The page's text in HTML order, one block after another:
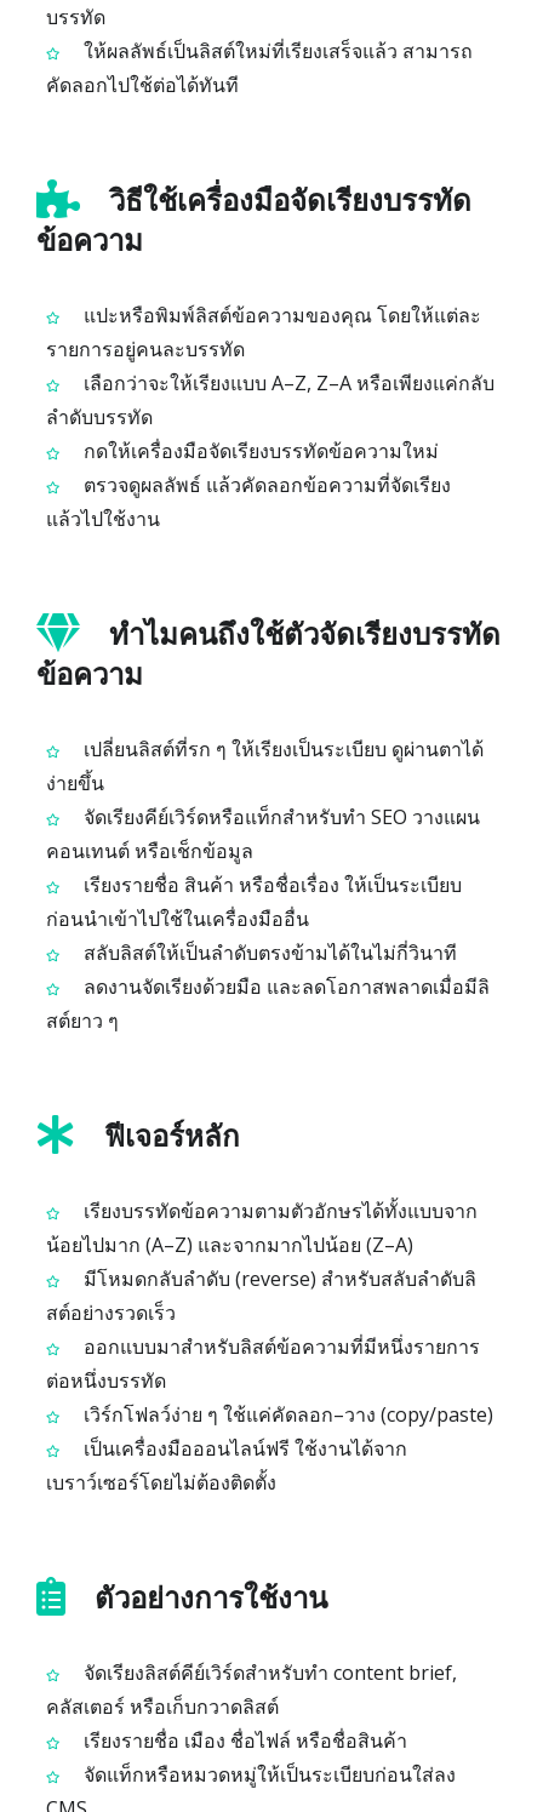
บรรทัด
ให้ผลลัพธ์เป็นลิสต์ใหม่ที่เรียงเสร็จแล้ว สามารถ
คัดลอกไปใช้ต่อได้ทันที
วิธีใช้เครื่องมือจัดเรียงบรรทัด
ข้อความ
แปะหรือพิมพ์ลิสต์ข้อความของคุณ โดยให้แต่ละ
รายการอยู่คนละบรรทัด
เลือกว่าจะให้เรียงแบบ A–Z, Z–A หรือเพียงแค่กลับ
ลำดับบรรทัด
กดให้เครื่องมือจัดเรียงบรรทัดข้อความใหม่
ตรวจดูผลลัพธ์ แล้วคัดลอกข้อความที่จัดเรียง
แล้วไปใช้งาน
ทำไมคนถึงใช้ตัวจัดเรียงบรรทัด
ข้อความ
เปลี่ยนลิสต์ที่รก ๆ ให้เรียงเป็นระเบียบ ดูผ่านตาได้
ง่ายขึ้น
จัดเรียงคีย์เวิร์ดหรือแท็กสำหรับทำ SEO วางแผน
คอนเทนต์ หรือเช็กข้อมูล
เรียงรายชื่อ สินค้า หรือชื่อเรื่อง ให้เป็นระเบียบ
ก่อนนำเข้าไปใช้ในเครื่องมืออื่น
สลับลิสต์ให้เป็นลำดับตรงข้ามได้ในไม่กี่วินาที
ลดงานจัดเรียงด้วยมือ และลดโอกาสพลาดเมื่อมีลิ
สต์ยาว ๆ
ฟีเจอร์หลัก
เรียงบรรทัดข้อความตามตัวอักษรได้ทั้งแบบจาก
น้อยไปมาก (A–Z) และจากมากไปน้อย (Z–A)
มีโหมดกลับลำดับ (reverse) สำหรับสลับลำดับลิ
สต์อย่างรวดเร็ว
ออกแบบมาสำหรับลิสต์ข้อความที่มีหนึ่งรายการ
ต่อหนึ่งบรรทัด
เวิร์กโฟลว์ง่าย ๆ ใช้แค่คัดลอก–วาง (copy/paste)
เป็นเครื่องมือออนไลน์ฟรี ใช้งานได้จาก
เบราว์เซอร์โดยไม่ต้องติดตั้ง
ตัวอย่างการใช้งาน
จัดเรียงลิสต์คีย์เวิร์ดสำหรับทำ content brief,
คลัสเตอร์ หรือเก็บกวาดลิสต์
เรียงรายชื่อ เมือง ชื่อไฟล์ หรือชื่อสินค้า
จัดแท็กหรือหมวดหมู่ให้เป็นระเบียบก่อนใส่ลง